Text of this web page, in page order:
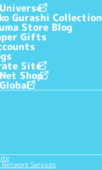
Gurashi Collection
Store Blog
Gifts
Site
Shop
Services